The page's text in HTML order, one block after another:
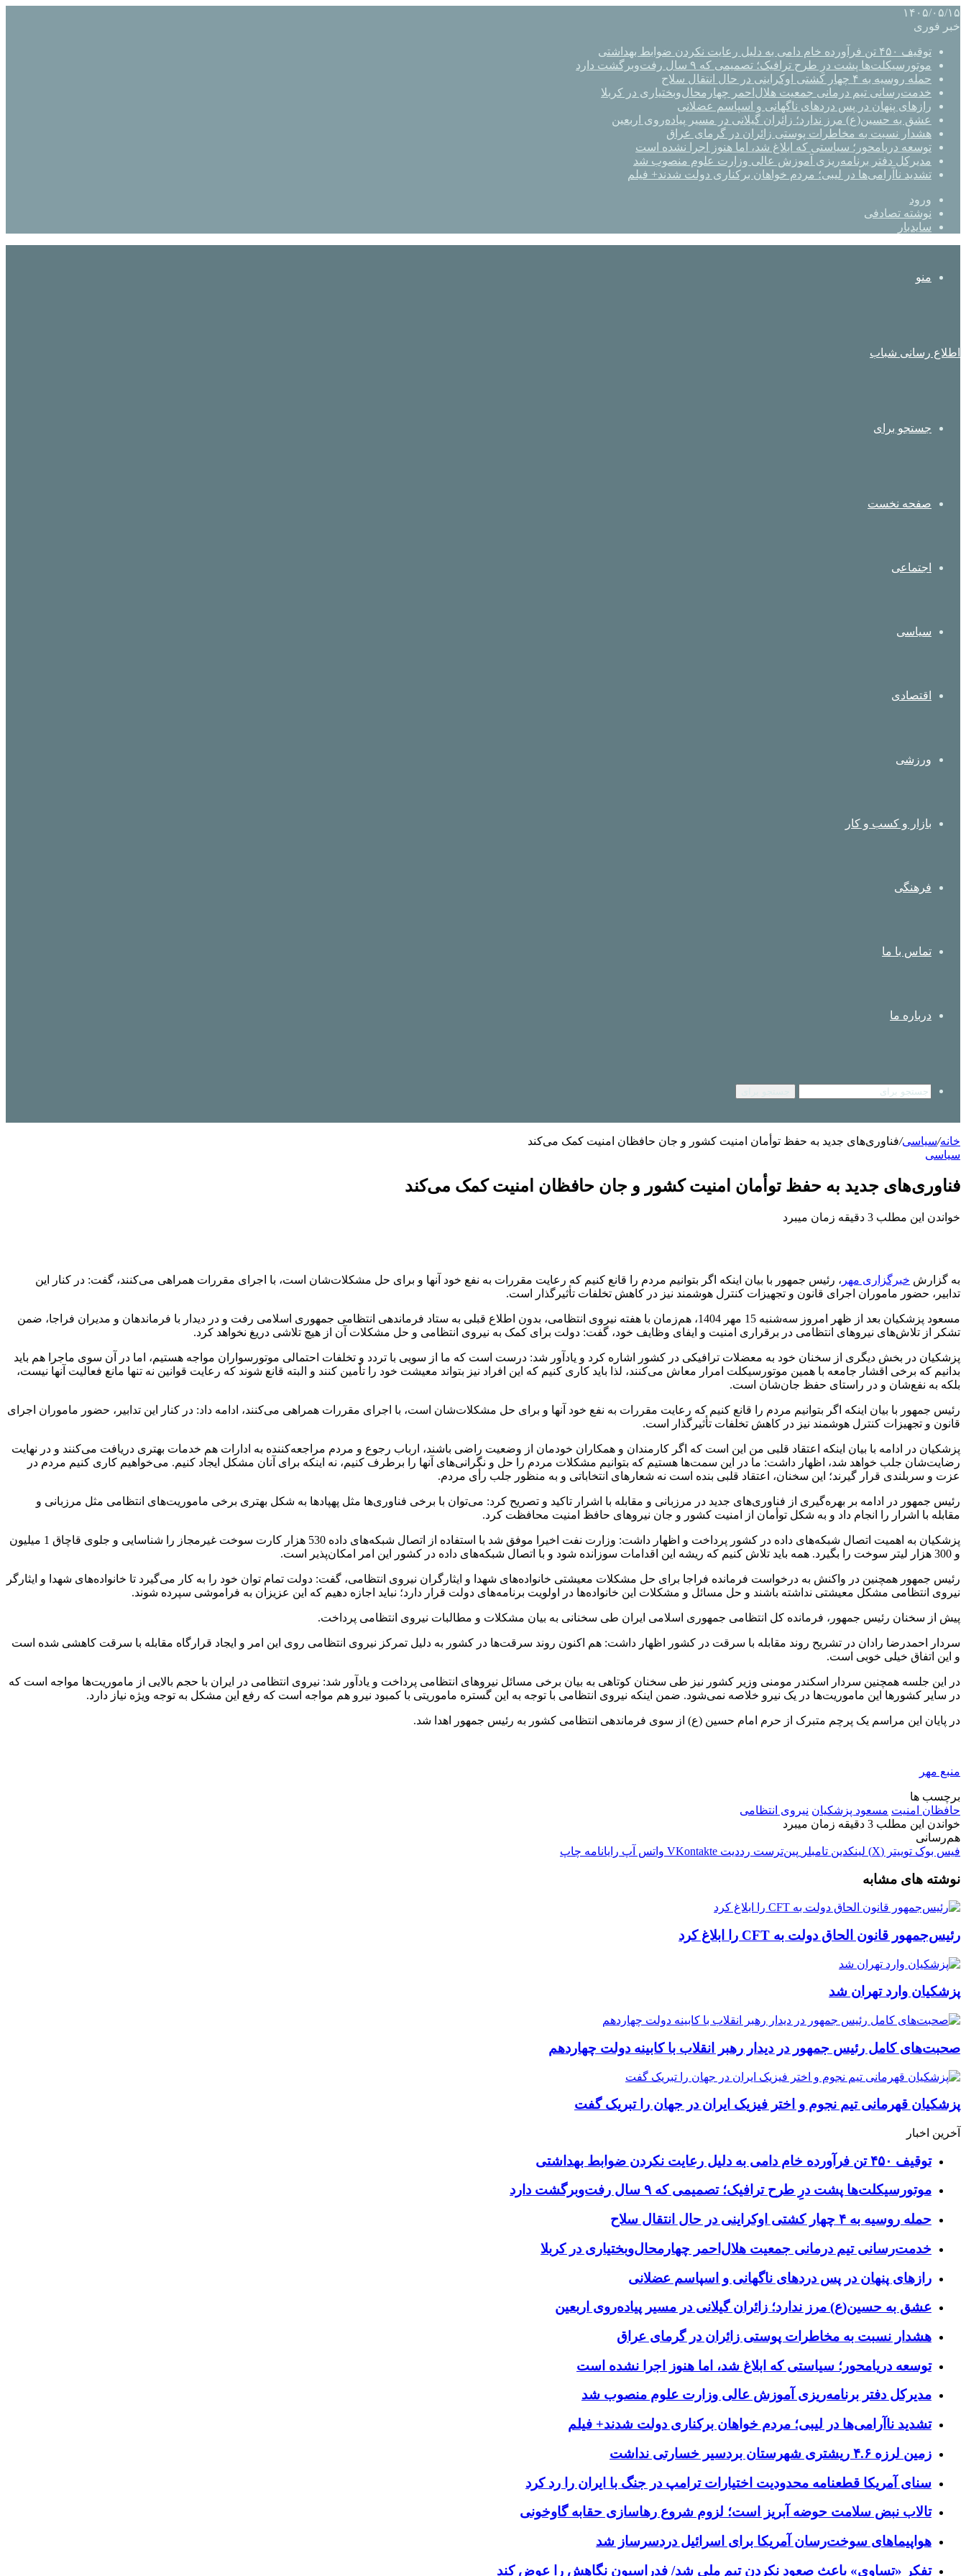
۱۴۰۵/۰۵/۱۵
خبر فوری
توقیف ۴۵۰ تن فرآورده خام دامی به دلیل رعایت نکردن ضوابط بهداشتی
موتورسیکلت‌ها پشت درِ طرح ترافیک؛ تصمیمی که ۹ سال رفت‌وبرگشت دارد
حمله روسیه به ۴ چهار کشتی اوکراینی در حال انتقال سلاح
خدمت‌رسانی تیم درمانی جمعیت هلال‌احمر چهارمحال‌وبختیاری در کربلا
رازهای پنهان در پس دردهای ناگهانی و اسپاسم عضلانی
عشق به حسین(ع) مرز ندارد؛ زائران گیلانی در مسیر پیاده‌روی اربعین
هشدار نسبت به مخاطرات پوستی زائران در گرمای عراق
توسعه دریامحور؛ سیاستی که ابلاغ شد، اما هنوز اجرا نشده است
مدیرکل دفتر برنامه‌ریزی آموزش عالی وزارت علوم منصوب شد
تشدید ناآرامی‌ها در لیبی؛ مردم خواهان برکناری دولت شدند+ فیلم
ورود
نوشته تصادفی
سایدبار
منو
اطلاع رسانی شباب
جستجو برای
صفحه نخست
اجتماعی
سیاسی
اقتصادی
ورزشی
بازار و کسب و کار
فرهنگی
تماس با ما
درباره ما
خانه/سیاسی/فناوری‌های جدید به حفظ توأمان امنیت کشور و جان حافظان امنیت کمک می‌کند
سیاسی
فناوری‌های جدید به حفظ توأمان امنیت کشور و جان حافظان امنیت کمک می‌کند
خواندن این مطلب 3 دقیقه زمان میبرد
به گزارش خبرگزاری مهر ، رئیس جمهور با بیان اینکه اگر بتوانیم مردم را قانع کنیم که رعایت مقررات به نفع خود آنها و برای حل مشکلات‌شان است، با اجرای مقررات همراهی می‌کنند، گفت: در کنار این
تدابیر، حضور ماموران اجرای قانون و تجهیزات کنترل هوشمند نیز در کاهش تخلفات تأثیرگذار است.
مسعود پزشکیان بعد از ظهر امروز سه‌شنبه 15 مهر 1404، هم‌زمان با هفته نیروی انتظامی، بدون اطلاع قبلی به ستاد فرماندهی انتظامی جمهوری اسلامی رفت و در دیدار با فرماندهان و مدیران فراجا، ضمن
تشکر از تلاش‌های نیروهای انتظامی در برقراری امنیت و ایفای وظایف خود، گفت: دولت برای کمک به نیروی انتظامی و حل مشکلات آن از هیچ تلاشی دریغ نخواهد کرد.
پزشکیان در بخش دیگری از سخنان خود به معضلات ترافیکی در کشور اشاره کرد و یادآور شد: درست است که ما از سویی با تردد و تخلفات احتمالی موتورسواران مواجه هستیم، اما در آن سوی ماجرا هم باید
بدانیم که برخی اقشار جامعه با همین موتورسیکلت امرار معاش می‌کنند، لذا باید کاری کنیم که این افراد نیز بتواند معیشت خود را تأمین کنند و البته قانع شوند که رعایت قوانین نه تنها مانع فعالیت آنها نیست،
بلکه به نفع‌شان و در راستای حفظ جان‌شان است.
رئیس جمهور با بیان اینکه اگر بتوانیم مردم را قانع کنیم که رعایت مقررات به نفع خود آنها و برای حل مشکلات‌شان است، با اجرای مقررات همراهی می‌کنند، ادامه داد: در کنار این تدابیر، حضور ماموران اجرای
قانون و تجهیزات کنترل هوشمند نیز در کاهش تخلفات تأثیرگذار است.
پزشکیان در ادامه با بیان اینکه اعتقاد قلبی من این است که اگر کارمندان و همکاران خودمان از وضعیت راضی باشند، ارباب رجوع و مردم مراجعه‌کننده به ادارات هم خدمات بهتری دریافت می‌کنند و در نهایت
رضایت‌شان جلب خواهد شد، اظهار داشت: ما در این سمت‌ها هستیم که بتوانیم مشکلات مردم را حل و نگرانی‌های آنها را برطرف کنیم، نه اینکه برای آنان مشکل ایجاد کنیم. می‌خواهیم کاری کنیم مردم در
عزت و سربلندی قرار گیرند؛ این سخنان، اعتقاد قلبی بنده است نه شعارهای انتخاباتی و به منظور جلب رأی مردم.
رئیس جمهور در ادامه بر بهره‌گیری از فناوری‌های جدید در مرزبانی و مقابله با اشرار تاکید و تصریح کرد: می‌توان با برخی فناوری‌ها مثل پهپادها به شکل بهتری برخی ماموریت‌های انتظامی مثل مرزبانی و
مقابله با اشرار را انجام داد و به شکل توأمان از امنیت کشور و جان نیروهای حافظ امنیت محافظت کرد.
پزشکیان به اهمیت اتصال شبکه‌های داده در کشور پرداخت و اظهار داشت: وزارت نفت اخیرا موفق شد با استفاده از اتصال شبکه‌های داده 530 هزار کارت سوخت غیرمجاز را شناسایی و جلوی قاچاق 1 میلیون
و 300 هزار لیتر سوخت را بگیرد. همه باید تلاش کنیم که ریشه این اقدامات سوزانده شود و با اتصال شبکه‌های داده در کشور این امر امکان‌پذیر است.
رئیس جمهور همچنین در واکنش به درخواست فرمانده فراجا برای حل مشکلات معیشتی خانواده‌های شهدا و ایثارگران نیروی انتظامی، گفت: دولت تمام توان خود را به کار می‌گیرد تا خانواده‌های شهدا و ایثارگر
نیروی انتظامی مشکل معیشتی نداشته باشند و حل مسائل و مشکلات این خانواده‌ها در اولویت برنامه‌های دولت قرار دارد؛ نباید اجازه دهیم که این عزیزان به فراموشی سپرده شوند.
پیش از سخنان رئیس جمهور، فرمانده کل انتظامی جمهوری اسلامی ایران طی سخنانی به بیان مشکلات و مطالبات نیروی انتظامی پرداخت.
سردار احمدرضا رادان در تشریح روند مقابله با سرقت در کشور اظهار داشت: هم اکنون روند سرقت‌ها در کشور به دلیل تمرکز نیروی انتظامی روی این امر و ایجاد قرارگاه مقابله با سرقت کاهشی شده است
و این اتفاق خیلی خوبی است.
در این جلسه همچنین سردار اسکندر مومنی وزیر کشور نیز طی سخنان کوتاهی به بیان برخی مسائل نیروهای انتظامی پرداخت و یادآور شد: نیروی انتظامی در ایران با حجم بالایی از ماموریت‌ها مواجه است که
در سایر کشورها این ماموریت‌ها در یک نیرو خلاصه نمی‌شود. ضمن اینکه نیروی انتظامی با توجه به این گستره ماموریتی با کمبود نیرو هم مواجه است که رفع این مشکل به توجه ویژه نیاز دارد.
در پایان این مراسم یک پرچم متبرک از حرم امام حسین (ع) از سوی فرماندهی انتظامی کشور به رئیس جمهور اهدا شد.
منبع مهر
برچسب ها
حافظان امنیت مسعود پزشکیان نیروی انتظامی
خواندن این مطلب 3 دقیقه زمان میبرد
هم‌رسانی
فیس بوک توییتر (X) لینکدین ‫تامبلر ‫پین‌ترست ‫رددیت ‫VKontakte واتس آپ رایانامه چاپ
نوشته های مشابه
رئیس‌جمهور قانون الحاق دولت به CFT را ابلاغ کرد
پزشکیان وارد تهران شد
صحبت‌های کامل رئیس جمهور در دیدار رهبر انقلاب با کابینه دولت چهاردهم
پزشکیان قهرمانی تیم نجوم و اختر فیزیک ایران در جهان را تبریک گفت
آخرین اخبار
توقیف ۴۵۰ تن فرآورده خام دامی به دلیل رعایت نکردن ضوابط بهداشتی
موتورسیکلت‌ها پشت درِ طرح ترافیک؛ تصمیمی که ۹ سال رفت‌وبرگشت دارد
حمله روسیه به ۴ چهار کشتی اوکراینی در حال انتقال سلاح
خدمت‌رسانی تیم درمانی جمعیت هلال‌احمر چهارمحال‌وبختیاری در کربلا
رازهای پنهان در پس دردهای ناگهانی و اسپاسم عضلانی
عشق به حسین(ع) مرز ندارد؛ زائران گیلانی در مسیر پیاده‌روی اربعین
هشدار نسبت به مخاطرات پوستی زائران در گرمای عراق
توسعه دریامحور؛ سیاستی که ابلاغ شد، اما هنوز اجرا نشده است
مدیرکل دفتر برنامه‌ریزی آموزش عالی وزارت علوم منصوب شد
تشدید ناآرامی‌ها در لیبی؛ مردم خواهان برکناری دولت شدند+ فیلم
زمین لرزه ۴.۶ ریشتری شهرستان بردسیر خسارتی نداشت
سنای آمریکا قطعنامه محدودیت اختیارات ترامپ در جنگ با ایران را رد کرد
تالاب نبض سلامت حوضه آبریز است؛ لزوم شروع رهاسازی حقابه گاوخونی
هواپیماهای سوخت‌رسان آمریکا برای اسرائیل دردسرساز شد
تفکر «تساوی» باعث صعود نکردن تیم ملی شد/ فدراسیون نگاهش را عوض کند